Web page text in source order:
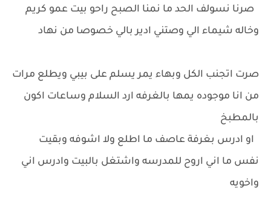
صرنا نسولف الحد ما نمنا الصبح راحو بيت عمو كريم
وخاله شيماء الي وصتني ادير بالي خصوصا من نهاد
صرت اتجنب الكل وبهاء يمر يسلم على بيبي ويطلع مرات
من انا موجوده يمها بالغرفه ارد السلام وساعات اكون
بالمطبخ
او ادرس بغرفة عاصف ما اطلع ولا اشوفه وبقيت
نفس ما اني اروح للمدرسه واشتغل بالبيت وادرس اني
واخويه